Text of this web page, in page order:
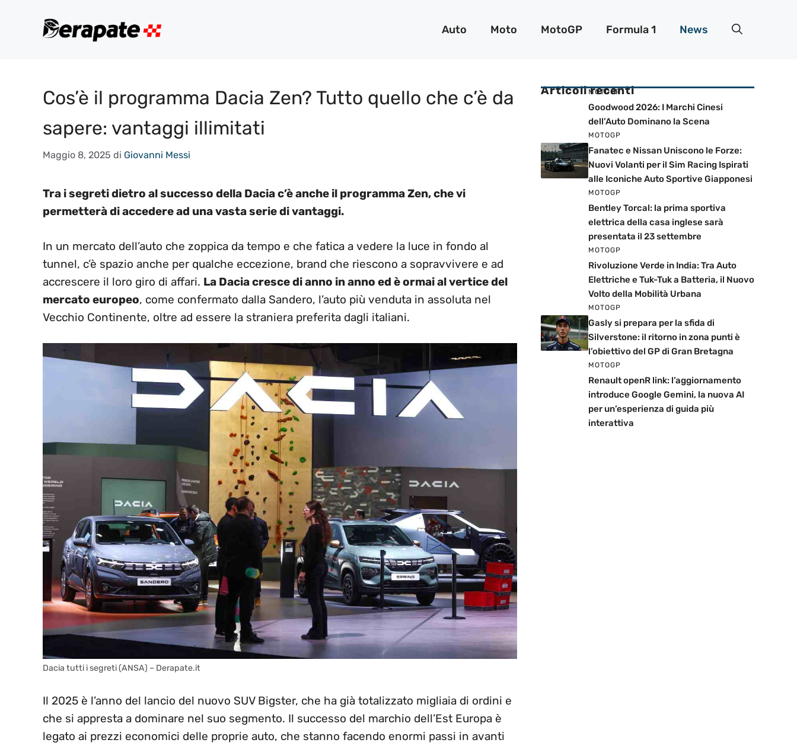
Auto Moto MotoGP Formula 1 News
Cos’è il programma Dacia Zen? Tutto quello che c’è da
sapere: vantaggi illimitati
Maggio 8, 2025 di Giovanni Messi
Tra i segreti dietro al successo della Dacia c’è anche il programma Zen, che vi
permetterà di accedere ad una vasta serie di vantaggi.
In un mercato dell’auto che zoppica da tempo e che fatica a vedere la luce in fondo al
tunnel, c’è spazio anche per qualche eccezione, brand che riescono a sopravvivere e ad
accrescere il loro giro di affari. La Dacia cresce di anno in anno ed è ormai al vertice del
mercato europeo, come confermato dalla Sandero, l’auto più venduta in assoluta nel
Vecchio Continente, oltre ad essere la straniera preferita dagli italiani.
Dacia tutti i segreti (ANSA) – Derapate.it
Il 2025 è l’anno del lancio del nuovo SUV Bigster, che ha già totalizzato migliaia di ordini e
che si appresta a dominare nel suo segmento. Il successo del marchio dell’Est Europa è
legato ai prezzi economici delle proprie auto, che stanno facendo enormi passi in avanti
Articoli recenti
MOTOGP
Goodwood 2026: I Marchi Cinesi
dell’Auto Dominano la Scena
MOTOGP
Fanatec e Nissan Uniscono le Forze:
Nuovi Volanti per il Sim Racing Ispirati
alle Iconiche Auto Sportive Giapponesi
MOTOGP
Bentley Torcal: la prima sportiva
elettrica della casa inglese sarà
presentata il 23 settembre
MOTOGP
Rivoluzione Verde in India: Tra Auto
Elettriche e Tuk-Tuk a Batteria, il Nuovo
Volto della Mobilità Urbana
MOTOGP
Gasly si prepara per la sfida di
Silverstone: il ritorno in zona punti è
l’obiettivo del GP di Gran Bretagna
MOTOGP
Renault openR link: l’aggiornamento
introduce Google Gemini, la nuova AI
per un’esperienza di guida più
interattiva